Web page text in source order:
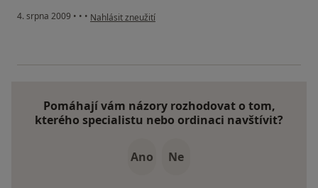
4. srpna 2009 • • • podle názoru uživatele Váš účet byl odstraněn
Nahlásit zneužití
Pomáhají vám názory rozhodovat o tom,
kterého specialistu nebo ordinaci navštívit?
Ano Ne